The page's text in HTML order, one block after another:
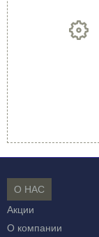
О НАС
Акции
О компании